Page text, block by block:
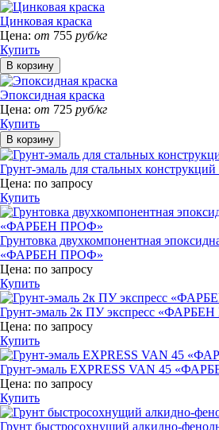
Цинковая краска
Цена: от 755 руб/кг
Купить
Эпоксидная краска
Цена: от 725 руб/кг
Купить
Грунт-эмаль для стальных
Цена: по запросу
Купить
Грунтовка двухкомпонентная
«ФАРБЕН ПРОФ»
Цена: по запросу
Купить
Грунт-эмаль 2к ПУ экспресс
Цена: по запросу
Купить
Грунт-эмаль EXPRESS VAN 45
Цена: по запросу
Купить
Грунт быстросохнущий алкидно-